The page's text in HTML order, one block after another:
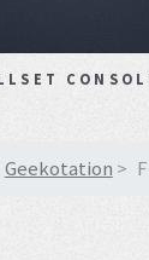
Geekotation